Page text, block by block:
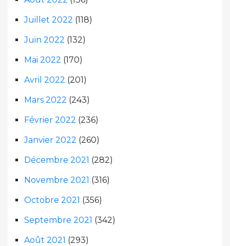
Juillet 2022 (118)
Juin 2022 (132)
Mai 2022 (170)
Avril 2022 (201)
Mars 2022 (243)
Février 2022 (236)
Janvier 2022 (260)
Décembre 2021 (282)
Novembre 2021 (316)
Octobre 2021 (356)
Septembre 2021 (342)
Août 2021 (293)